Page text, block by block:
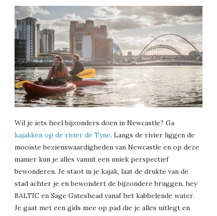
Wil je iets heel bijzonders doen in Newcastle? Ga
kajakken op de rivier de Tyne. Langs de rivier liggen de
mooiste bezienswaardigheden van Newcastle en op deze
manier kun je alles vanuit een uniek perspectief
bewonderen. Je staot in je kajak, laat de drukte van de
stad achter je en bewondert de bijzondere bruggen, hey
BALTIC en Sage Gateshead vanaf het kabbelende water.
Je gaat met een gids mee op pad die je alles uitlegt en